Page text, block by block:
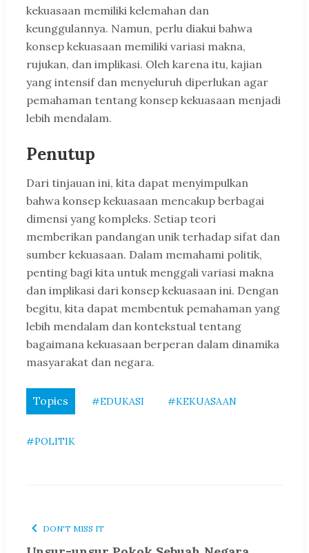
kekuasaan memiliki kelemahan dan
keunggulannya. Namun, perlu diakui bahwa
konsep kekuasaan memiliki variasi makna,
rujukan, dan implikasi. Oleh karena itu, kajian
yang intensif dan menyeluruh diperlukan agar
pemahaman tentang konsep kekuasaan menjadi
lebih mendalam.
Penutup
Dari tinjauan ini, kita dapat menyimpulkan
bahwa konsep kekuasaan mencakup berbagai
dimensi yang kompleks. Setiap teori
memberikan pandangan unik terhadap sifat dan
sumber kekuasaan. Dalam memahami politik,
penting bagi kita untuk menggali variasi makna
dan implikasi dari konsep kekuasaan ini. Dengan
begitu, kita dapat membentuk pemahaman yang
lebih mendalam dan kontekstual tentang
bagaimana kekuasaan berperan dalam dinamika
masyarakat dan negara.
Topics #EDUKASI #KEKUASAAN
#POLITIK
DON'T MISS IT